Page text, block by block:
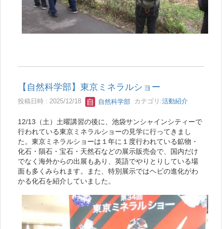
【自然科学部】東京ミネラルショー
投稿日時 : 2025/12/18 自然科学部 カテゴリ:活動紹介
12/13（土）土曜講習の後に、池袋サンシャインシティーで
行われている東京ミネラルショーの見学に行ってきまし
た。東京ミネラルショーは１年に１度行われている鉱物・
化石・隕石・宝石・天然石などの展示販売会で、国内だけ
でなく海外からの出展もあり、英語でやりとりしている場
面も多くみられます。また、特別展示ではヘビの進化がわ
かる化石を紹介していました。